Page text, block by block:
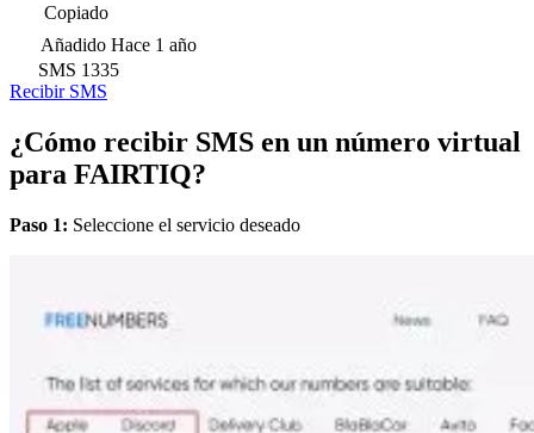
Copiado
Añadido Hace 1 año
SMS 1335
Recibir SMS
¿Cómo recibir SMS en un número virtual
para FAIRTIQ?
Paso 1: Seleccione el servicio deseado